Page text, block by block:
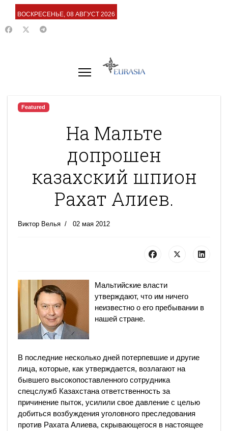
ВОСКРЕСЕНЬЕ, 08 АВГУСТ 2026
Featured
На Мальте
допрошен
казахский шпион
Рахат Алиев.
Виктор Велья 02 мая 2012
Мальтийские власти
утверждают, что им ничего
неизвестно о его пребывании в
нашей стране.
В последние несколько дней потерпевшие и другие
лица, которые, как утверждается, возлагают на
бывшего высокопоставленного сотрудника
спецслужб Казахстана ответственность за
причинение пыток, усилили свое давление с целью
добиться возбуждения уголовного преследования
против Рахата Алиева, скрывающегося в настоящее